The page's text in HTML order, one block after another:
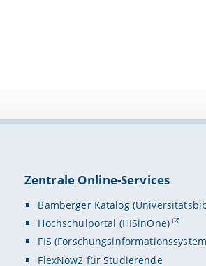
Zentrale Online-Services
Bamberger Katalog
Hochschulportal (HISinOne)
FIS
FlexNow2 für Studierende